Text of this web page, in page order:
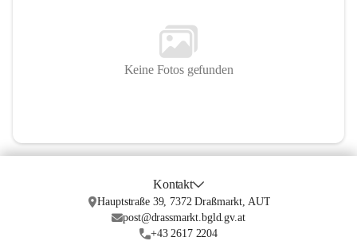
Keine Fotos gefunden
Kontakt
Hauptstraße 39, 7372 Draßmarkt, AUT
post@drassmarkt.bgld.gv.at
+43 2617 2204